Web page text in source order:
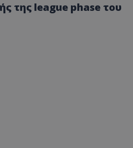
της league phase του